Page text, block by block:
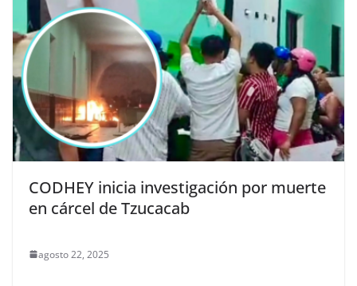
CODHEY inicia investigación por muerte
en cárcel de Tzucacab
agosto 22, 2025